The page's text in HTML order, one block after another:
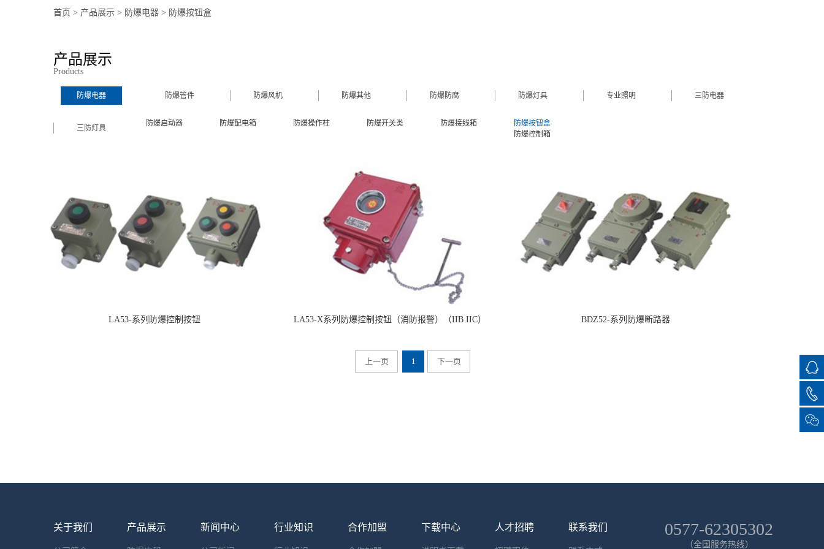
首页 > 产品展示 > 防爆电器 > 防爆按钮盒
产品展示
Products
防爆电器
防爆按钮盒
防爆接线箱
防爆开关类
防爆操作柱
防爆配电箱
防爆启动器
防爆控制箱
防爆管件 防爆风机 防爆其他 防爆防腐 防爆灯具 专业照明 三防电器
三防灯具
LA53-系列防爆控制按钮 LA53-X系列防爆控制按钮（消防报警）（IIB IIC） BDZ52-系列防爆断路器
上一页 1 下一页
关于我们 产品展示 新闻中心 行业知识 合作加盟 下载中心 人才招聘 联系我们 0577-62305302
（全国服务热线）